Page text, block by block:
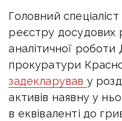
Головний
реєстру досудових
аналітичної роботи
прокуратури
задекларував у
активів наявну у
в еквіваленті до